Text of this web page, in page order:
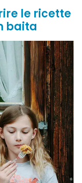
le ricette
baita